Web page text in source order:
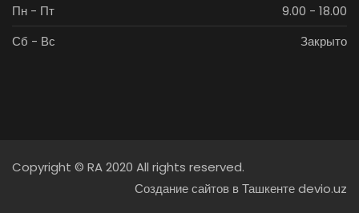
Пн - Пт
9.00 - 18.00
Сб - Вс
Закрыто
Copyright © RA 2020 All rights reserved.
Создание сайтов в Ташкенте devio.uz